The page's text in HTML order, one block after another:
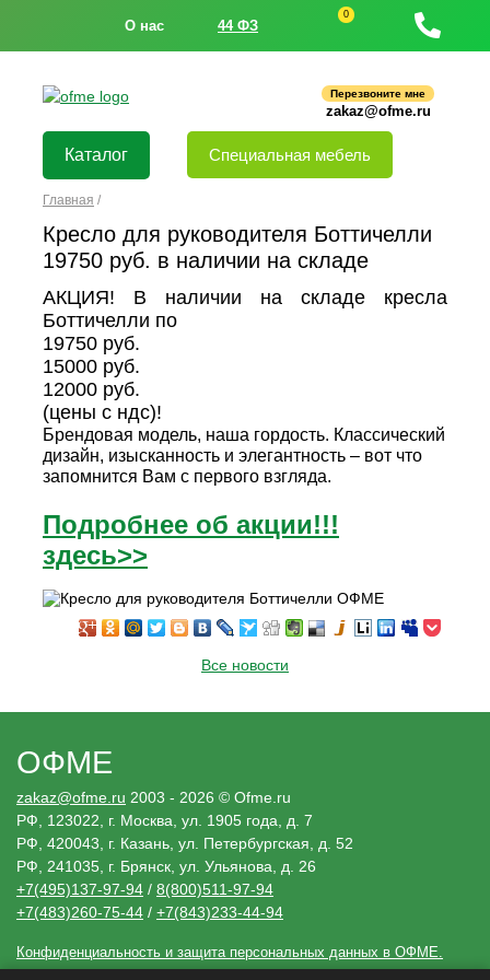
О нас 44 ФЗ
0
Перезвоните мне
zakaz@ofme.ru
Каталог Специальная мебель
Главная /
Кресло для руководителя Боттичелли
19750 руб. в наличии на складе
АКЦИЯ! В наличии на складе кресла
Боттичелли по
19750 руб.
15000 руб.
12000 руб.
(цены с ндс)!
Брендовая модель, наша гордость. Классический
дизайн, изысканность и элегантность – вот что
запомнится Вам с первого взгляда.
Подробнее об акции!!!
здесь>>
Все новости
Конфиденциальность и защита персональных данных в ОФМЕ.
ОФМЕ
zakaz@ofme.ru 2003 - 2026 © Ofme.ru
РФ, 123022, г. Москва, ул. 1905 года, д. 7
РФ, 420043, г. Казань, ул. Петербургская, д. 52
РФ, 241035, г. Брянск, ул. Ульянова, д. 26
+7(495)137-97-94 / 8(800)511-97-94
+7(483)260-75-44 / +7(843)233-44-94